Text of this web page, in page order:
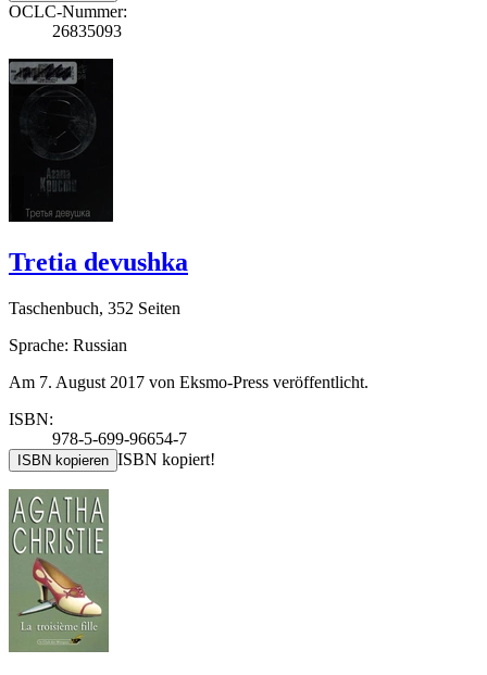
OCLC-Nummer:
26835093
Tretia devushka
Taschenbuch, 352 Seiten
Sprache: Russian
Am 7. August 2017 von Eksmo-Press veröffentlicht.
ISBN:
978-5-699-96654-7
ISBN kopieren ISBN kopiert!